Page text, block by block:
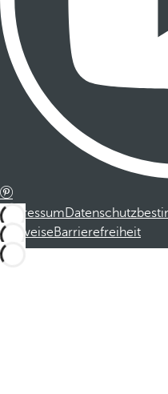
Impressum
HinweiseBarrierefreiheit